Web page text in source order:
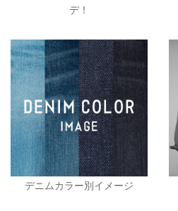
デ！
デニムカラー別イメージ